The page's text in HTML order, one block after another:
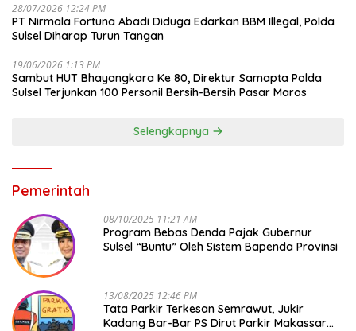
28/07/2026 12:24 PM
PT Nirmala Fortuna Abadi Diduga Edarkan BBM Illegal, Polda
Sulsel Diharap Turun Tangan
19/06/2026 1:13 PM
Sambut HUT Bhayangkara Ke 80, Direktur Samapta Polda
Sulsel Terjunkan 100 Personil Bersih-Bersih Pasar Maros
Selengkapnya
Pemerintah
08/10/2025 11:21 AM
Program Bebas Denda Pajak Gubernur
Sulsel “Buntu” Oleh Sistem Bapenda Provinsi
13/08/2025 12:46 PM
Tata Parkir Terkesan Semrawut, Jukir
Kadang Bar-Bar PS Dirut Parkir Makassar